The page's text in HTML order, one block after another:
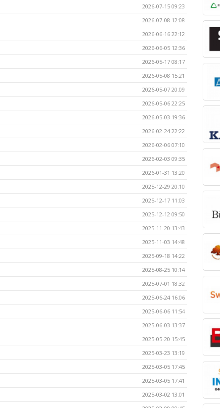
2026-07-15 09:23
2026-07-08 12:08
2026-06-16 22:12
2026-06-05 12:36
2026-05-17 08:17
2026-05-08 15:21
2026-05-07 20:09
2026-05-06 22:25
2026-05-03 19:36
2026-02-24 22:22
2026-02-06 07:10
2026-02-03 09:35
2026-01-31 13:20
2025-12-29 20:10
2025-12-17 11:03
2025-12-12 09:50
2025-11-20 13:43
2025-11-03 14:48
2025-09-18 14:22
2025-08-25 10:14
2025-07-01 18:32
2025-06-24 16:06
2025-06-06 11:54
2025-06-03 13:37
2025-05-20 15:45
2025-03-23 13:19
2025-03-05 17:45
2025-03-05 17:41
2025-03-02 13:01